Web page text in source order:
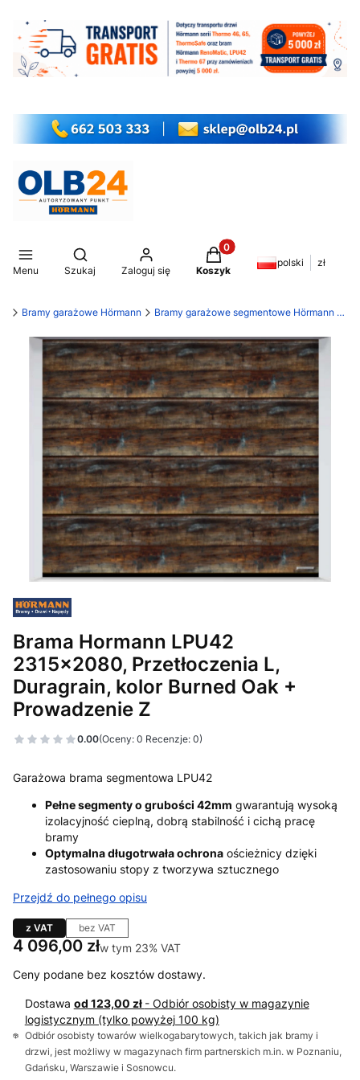
Menu
Otwórz wyszukiwarkę
Szukaj Zaloguj się
Produkty w koszyku: 0.
Koszyk
polski zł
Bramy garażowe Hörmann Bramy garażowe segmentowe Hörmann LPU 42
Brama Hormann LPU42
2315x2080, Przetłoczenia L,
Duragrain, kolor Burned Oak +
Prowadzenie Z
0.00(Oceny: 0 Recenzje: 0)
Garażowa brama segmentowa LPU42
Pełne segmenty o grubości 42mm gwarantują wysoką
izolacyjność cieplną, dobrą stabilność i cichą pracę
bramy
Optymalna długotrwała ochrona ościeżnicy dzięki
zastosowaniu stopy z tworzywa sztucznego
Przejdź do pełnego opisu
z VAT bez VAT
Cena
4 096,00 złw tym 23% VAT
w tym 23% VAT
Ceny podane bez kosztów dostawy.
Dostawa od 123,00 zł - Odbiór osobisty w magazynie
logistycznym (tylko powyżej 100 kg)
Odbiór osobisty towarów wielkogabarytowych, takich jak bramy i
drzwi, jest możliwy w magazynach firm partnerskich m.in. w Poznaniu,
Gdańsku, Warszawie i Sosnowcu.